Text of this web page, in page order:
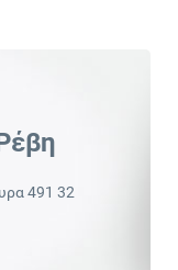
491 32